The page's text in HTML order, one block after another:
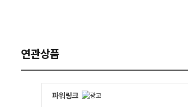
연관상품
파워링크